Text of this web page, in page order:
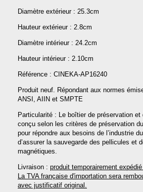
Diamètre extérieur : 25.3cm
Hauteur extérieur : 2.8cm
Diamètre intérieur : 24.2cm
Hauteur intérieur : 2.10cm
Référence : CINEKA-AP16240
Produit neuf. Répondant aux normes
ANSI, AIIN et SMPTE
Particularité : Le boîtier de préservation et
conçu selon les critères de préservation
pour répondre aux besoins de l’industrie
d’assurer la sauvegarde des pellicules et
magnétiques.
Livraison : produit temporairement
La TVA française d'importation sera
avec justificatif original.